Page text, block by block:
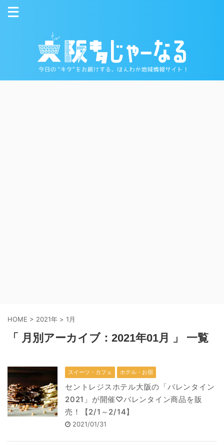
HOME > 2021年 > 1月
「 月別アーカイブ：2021年01月 」 一覧
スイーツ・カフェ ホテル・お宿
セントレジスホテル大阪の「バレンタイン
2021」が開催♡バレンタイン商品を販
売！【2/1～2/14】
2021/01/31